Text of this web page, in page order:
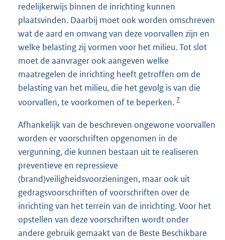
redelijkerwijs binnen de inrichting kunnen
plaatsvinden. Daarbij moet ook worden omschreven
wat de aard en omvang van deze voorvallen zijn en
welke belasting zij vormen voor het milieu. Tot slot
moet de aanvrager ook aangeven welke
maatregelen de inrichting heeft getroffen om de
belasting van het milieu, die het gevolg is van die
voorvallen, te voorkomen of te beperken. 7
Afhankelijk van de beschreven ongewone voorvallen
worden er voorschriften opgenomen in de
vergunning, die kunnen bestaan uit te realiseren
preventieve en repressieve
(brand)veiligheidsvoorzieningen, maar ook uit
gedragsvoorschriften of voorschriften over de
inrichting van het terrein van de inrichting. Voor het
opstellen van deze voorschriften wordt onder
andere gebruik gemaakt van de Beste Beschikbare